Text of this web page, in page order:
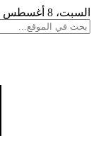
السبت، 8 أغسطس 2026